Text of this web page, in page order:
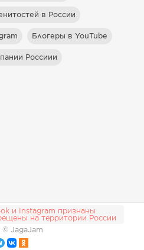
в России
Блогеры в YouTube
Россиии
и Instagram признаны
на территории России
© JagaJam